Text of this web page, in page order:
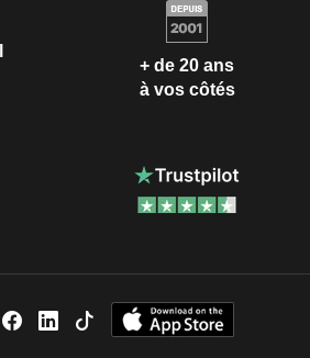
+ de 20 ans
à vos côtés